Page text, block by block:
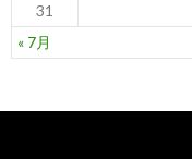
« 7月
31